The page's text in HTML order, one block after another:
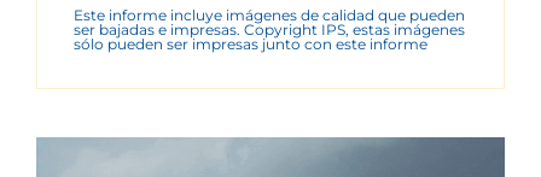
Este informe incluye imágenes de calidad que pueden
ser bajadas e impresas. Copyright IPS, estas imágenes
sólo pueden ser impresas junto con este informe